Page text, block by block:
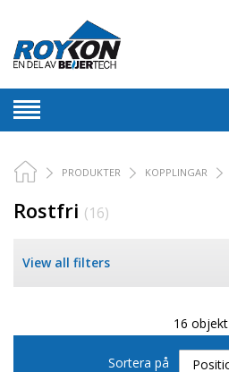
PRODUKTER KOPPLINGAR
Rostfri (16)
View all filters
16 objekt
Sortera på